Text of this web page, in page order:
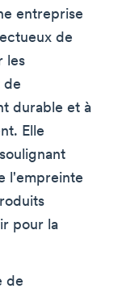
entreprise
de
les
de
durable et à
Elle
l'empreinte
pour la
de